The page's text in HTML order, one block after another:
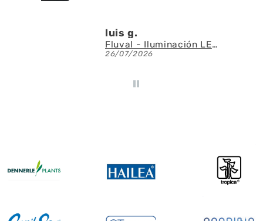
luis g.
Fluval - Iluminación LED Nano Reef 4.0 de 25W
26/07/2026